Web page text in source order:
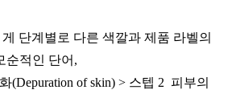
단계별로 다른 색깔과 제품 라벨의
순적인 단어,
(Depuration of skin) > 스텝 2 피부의